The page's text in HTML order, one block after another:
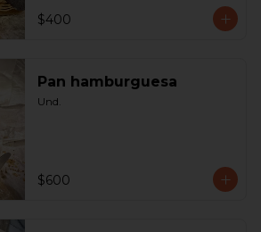
$400
Pan hamburguesa
Und.
$600